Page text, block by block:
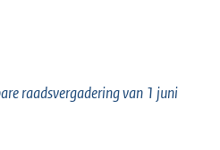
raadsvergadering van 1 juni